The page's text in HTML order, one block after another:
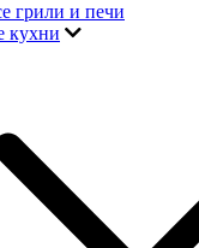
грили и печи
кухни